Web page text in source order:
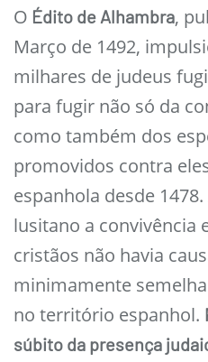
O Édito de Alhambra,
Março de 1492,
milhares de judeus
para fugir não só da
como também dos
promovidos contra
espanhola desde
lusitano a convivência
cristãos não havia
minimamente
no território espanhol.
súbito da presença